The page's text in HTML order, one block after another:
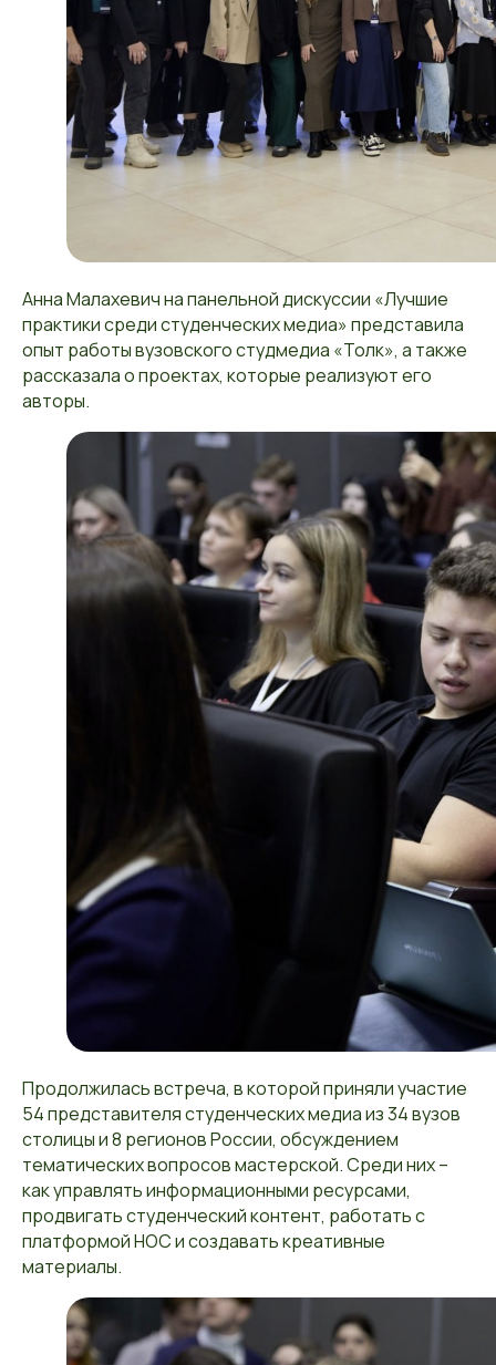
Анна Малахевич на панельной дискуссии «Лучшие
практики среди студенческих медиа» представила
опыт работы вузовского студмедиа «Толк», а также
рассказала о проектах, которые реализуют его
авторы.
Продолжилась встреча, в которой приняли участие
54 представителя студенческих медиа из 34 вузов
столицы и 8 регионов России, обсуждением
тематических вопросов мастерской. Среди них –
как управлять информационными ресурсами,
продвигать студенческий контент, работать с
платформой НОС и создавать креативные
материалы.